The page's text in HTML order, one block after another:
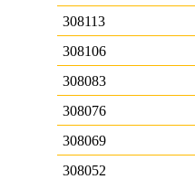
308113
308106
308083
308076
308069
308052